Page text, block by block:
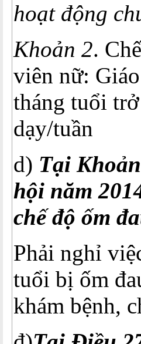
hoạt động
Khoản 2.
viên nữ:
tháng tuổi
dạy/tuần
d) Tại
hội năm
chế độ ốm
Phải nghỉ
tuổi bị ốm
khám bệnh,